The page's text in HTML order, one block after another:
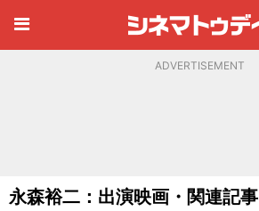
ADVERTISEMENT
永森裕二：出演映画・関連記事